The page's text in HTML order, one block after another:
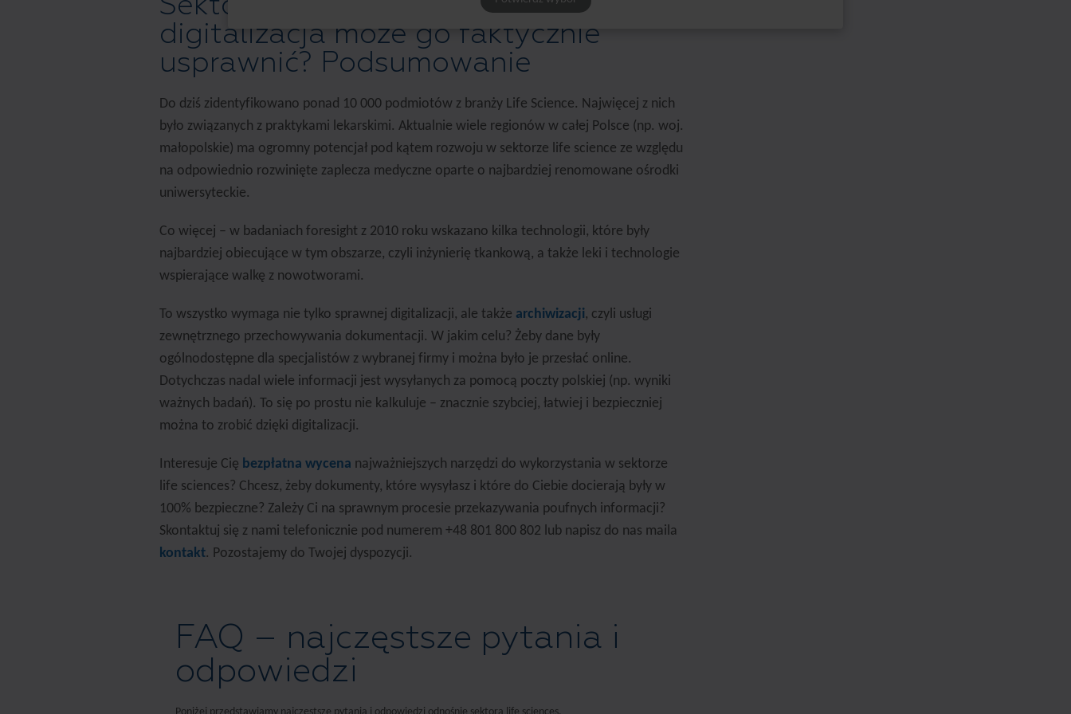
digitalizacja może go faktycznie
usprawnić? Podsumowanie
Do dziś zidentyfikowano ponad 10 000 podmiotów z branży Life Science. Najwięcej z nich
było związanych z praktykami lekarskimi. Aktualnie wiele regionów w całej Polsce (np. woj.
małopolskie) ma ogromny potencjał pod kątem rozwoju w sektorze life science ze względu
na odpowiednio rozwinięte zaplecza medyczne oparte o najbardziej renomowane ośrodki
uniwersyteckie.
Co więcej – w badaniach foresight z 2010 roku wskazano kilka technologii, które były
najbardziej obiecujące w tym obszarze, czyli inżynierię tkankową, a także leki i technologie
wspierające walkę z nowotworami.
To wszystko wymaga nie tylko sprawnej digitalizacji, ale także archiwizacji, czyli usługi
zewnętrznego przechowywania dokumentacji. W jakim celu? Żeby dane były
ogólnodostępne dla specjalistów z wybranej firmy i można było je przesłać online.
Dotychczas nadal wiele informacji jest wysyłanych za pomocą poczty polskiej (np. wyniki
ważnych badań). To się po prostu nie kalkuluje – znacznie szybciej, łatwiej i bezpieczniej
można to zrobić dzięki digitalizacji.
Interesuje Cię bezpłatna wycena najważniejszych narzędzi do wykorzystania w sektorze
life sciences? Chcesz, żeby dokumenty, które wysyłasz i które do Ciebie docierają były w
100% bezpieczne? Zależy Ci na sprawnym procesie przekazywania poufnych informacji?
Skontaktuj się z nami telefonicznie pod numerem +48 801 800 802 lub napisz do nas maila
kontakt. Pozostajemy do Twojej dyspozycji.
FAQ – najczęstsze pytania i
odpowiedzi